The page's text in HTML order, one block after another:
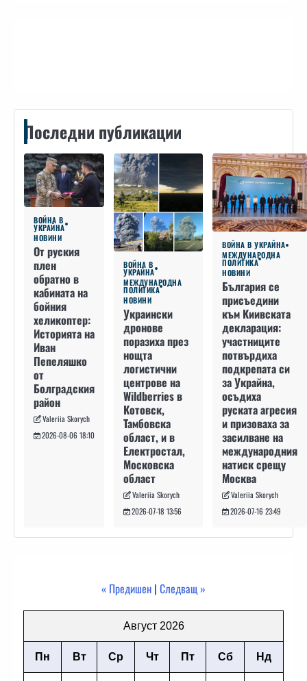
Последни публикации
ВОЙНА В
УКРАЙНА
НОВИНИ
От руския
плен
обратно в
кабината на
бойния
хеликоптер:
Историята на
Иван
Пепеляшко
от
Болградския
район
Valeriia Skorych
2026-08-06 18:10
ВОЙНА В
УКРАЙНА
МЕЖДУНАРОДНА
ПОЛИТИКА
НОВИНИ
Украински
дронове
поразиха през
нощта
логистични
центрове на
Wildberries в
Котовск,
Тамбовска
област, и в
Електростал,
Московска
област
Valeriia Skorych
2026-07-18 13:56
ВОЙНА В УКРАЙНА
МЕЖДУНАРОДНА
ПОЛИТИКА
НОВИНИ
България се
присъедини
към Киивската
декларация:
участниците
потвърдиха
подкрепата си
за Украйна,
осъдиха
руската агресия
и призоваха за
засилване на
международния
натиск срещу
Москва
Valeriia Skorych
2026-07-16 23:49
« Предишен | Следващ »
Август 2026
Пн Вт Ср Чт Пт Сб Нд